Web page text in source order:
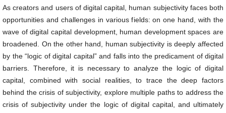
As creators and users of digital capital, human subjectivity faces both
opportunities and challenges in various fields: on one hand, with the
wave of digital capital development, human development spaces are
broadened. On the other hand, human subjectivity is deeply affected
by the “logic of digital capital” and falls into the predicament of digital
barriers. Therefore, it is necessary to analyze the logic of digital
capital, combined with social realities, to trace the deep factors
behind the crisis of subjectivity, explore multiple paths to address the
crisis of subjectivity under the logic of digital capital, and ultimately